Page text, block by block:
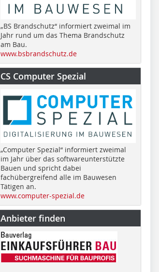
„BS Brandschutz“ informiert zweimal im
Jahr rund um das Thema Brandschutz
am Bau.
www.bsbrandschutz.de
CS Computer Spezial
„Computer Spezial“ informiert zweimal
im Jahr über das softwareunterstützte
Bauen und spricht dabei
fachübergreifend alle im Bauwesen
Tätigen an.
www.computer-spezial.de
Anbieter finden